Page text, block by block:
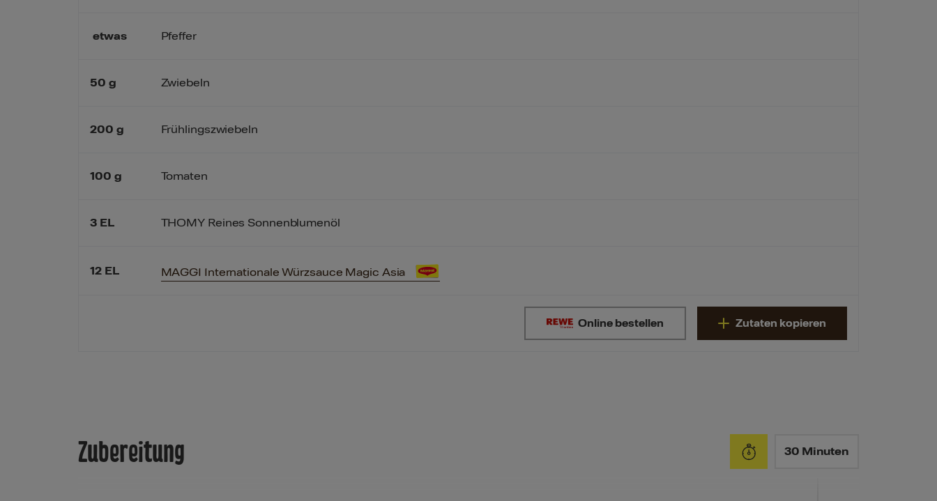
etwas
50 g
200 g
100 g
3 EL
12 EL
Pfeffer
Zwiebeln
Frühlingszwiebeln
Tomaten
THOMY Reines Sonnenblumenöl
MAGGI Internationale Würzsauce Magic Asia
Online bestellen Zutaten kopieren
Zubereitung 30 Minuten